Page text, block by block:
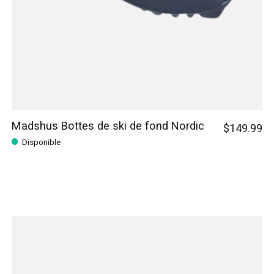
Madshus Bottes de ski de fond Nordic
Disponible
$149.99